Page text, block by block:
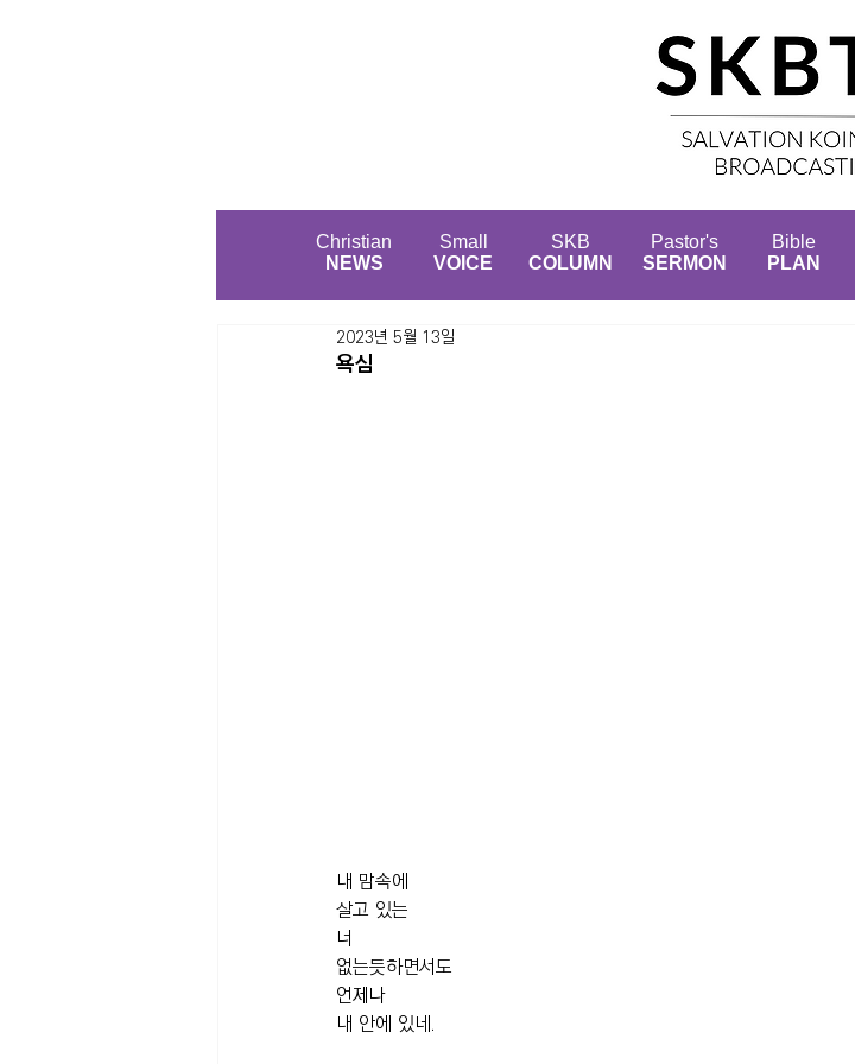
Christian
NEWS
Small
VOICE
SKB
COLUMN
Pastor's
SERMON
Bible
PLAN
욕심
2023년 5월 13일
내 맘속에
살고 있는
너
없는듯하면서도
언제나
내 안에 있네.